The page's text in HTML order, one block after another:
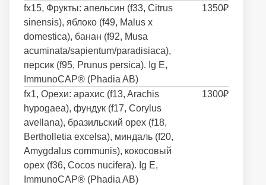
fx15, Фрукты: апельсин (f33, Citrus
sinensis), яблоко (f49, Malus x
domestica), банан (f92, Musa
acuminata/sapientum/paradisiaca),
персик (f95, Prunus persica). Ig E,
ImmunoCAP® (Phadia AB)
1350₽
fx1, Орехи: арахис (f13, Arachis
hypogaea), фундук (f17, Corylus
avellana), бразильский орех (f18,
Bertholletia excelsa), миндаль (f20,
Amygdalus communis), кокосовый
орех (f36, Cocos nucifera). Ig E,
ImmunoCAP® (Phadia AB)
1300₽